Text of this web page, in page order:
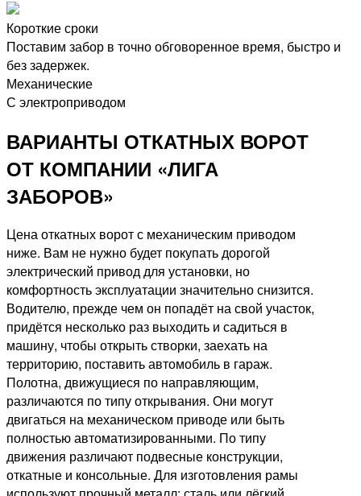
Короткие сроки
Поставим забор в точно обговоренное время, быстро и
без задержек.
Механические
С электроприводом
ВАРИАНТЫ ОТКАТНЫХ ВОРОТ
ОТ КОМПАНИИ «ЛИГА
ЗАБОРОВ»
Цена откатных ворот с механическим приводом
ниже. Вам не нужно будет покупать дорогой
электрический привод для установки, но
комфортность эксплуатации значительно снизится.
Водителю, прежде чем он попадёт на свой участок,
придётся несколько раз выходить и садиться в
машину, чтобы открыть створки, заехать на
территорию, поставить автомобиль в гараж.
Полотна, движущиеся по направляющим,
различаются по типу открывания. Они могут
двигаться на механическом приводе или быть
полностью автоматизированными. По типу
движения различают подвесные конструкции,
откатные и консольные. Для изготовления рамы